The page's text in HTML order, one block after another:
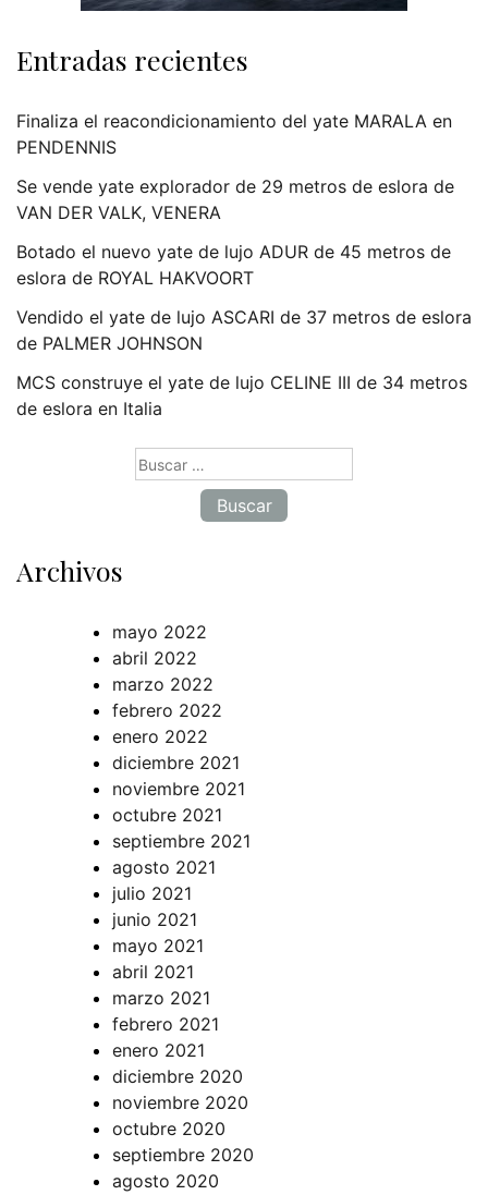
Entradas recientes
Finaliza el reacondicionamiento del yate MARALA en
PENDENNIS
Se vende yate explorador de 29 metros de eslora de
VAN DER VALK, VENERA
Botado el nuevo yate de lujo ADUR de 45 metros de
eslora de ROYAL HAKVOORT
Vendido el yate de lujo ASCARI de 37 metros de eslora
de PALMER JOHNSON
MCS construye el yate de lujo CELINE III de 34 metros
de eslora en Italia
Archivos
mayo 2022
abril 2022
marzo 2022
febrero 2022
enero 2022
diciembre 2021
noviembre 2021
octubre 2021
septiembre 2021
agosto 2021
julio 2021
junio 2021
mayo 2021
abril 2021
marzo 2021
febrero 2021
enero 2021
diciembre 2020
noviembre 2020
octubre 2020
septiembre 2020
agosto 2020